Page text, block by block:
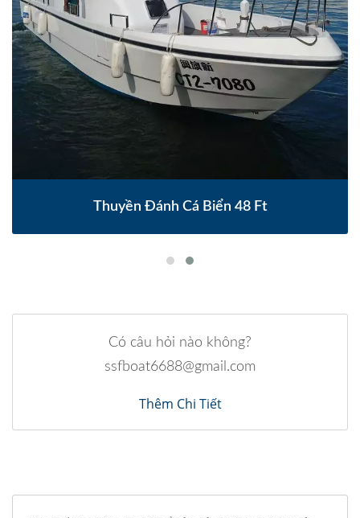
Thuyền Đánh Cá Biển 48 Ft
Có câu hỏi nào không?
ssfboat6688@gmail.com
Thêm Chi Tiết